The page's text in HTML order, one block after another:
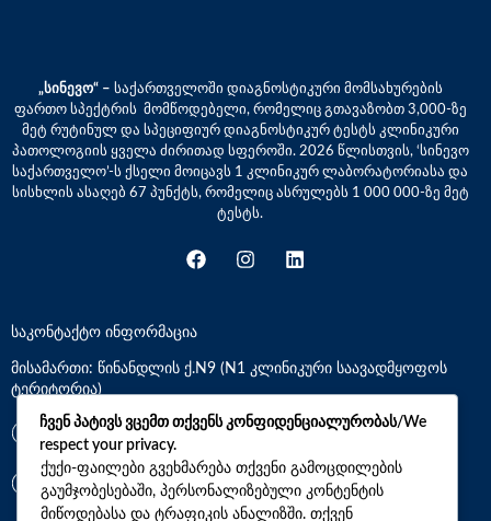
„სინევო“ – საქართველოში დიაგნოსტიკური მომსახურების
ფართო სპექტრის მომწოდებელი, რომელიც გთავაზობთ 3,000-ზე
მეტ რუტინულ და სპეციფიურ დიაგნოსტიკურ ტესტს კლინიკური
პათოლოგიის ყველა ძირითად სფეროში. 2026 წლისთვის, ‘სინევო
საქართველო’-ს ქსელი მოიცავს 1 კლინიკურ ლაბორატორიასა და
სისხლის ასაღებ 67 პუნქტს, რომელიც ასრულებს 1 000 000-ზე მეტ
ტესტს.
საკონტაქტო ინფორმაცია
მისამართი: წინანდლის ქ.N9 (N1 კლინიკური საავადმყოფოს
ტერიტორია)
*7770
+(995)32 2 800 111
ჩვენ პატივს ვცემთ თქვენს კონფიდენციალურობას/We
respect your privacy.
ქუქი-ფაილები გვეხმარება თქვენი გამოცდილების
გაუმჯობესებაში, პერსონალიზებული კონტენტის
მიწოდებასა და ტრაფიკის ანალიზში. თქვენ